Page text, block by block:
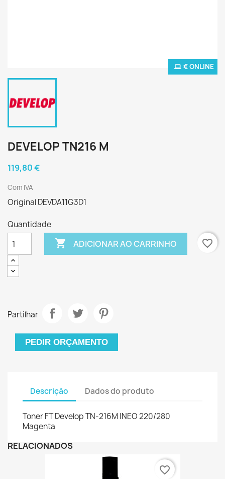
€ ONLINE
DEVELOP TN216 M
119,80 €
Com IVA
Original DEVDA11G3D1
Quantidade
 ADICIONAR AO CARRINHO favorite_border
Partilhar
PEDIR ORÇAMENTO
Descrição Dados do produto
Toner FT Develop TN-216M INEO 220/280
Magenta
RELACIONADOS
favorite_border